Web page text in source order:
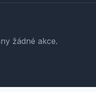
žádné akce.